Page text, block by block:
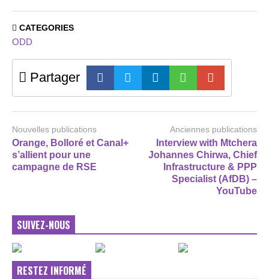
CATEGORIES
ODD
Partager
Nouvelles publications
Orange, Bolloré et Canal+
s’allient pour une
campagne de RSE
Anciennes publications
Interview with Mtchera
Johannes Chirwa, Chief
Infrastructure & PPP
Specialist (AfDB) –
YouTube
SUIVEZ-NOUS
RESTEZ INFORMÉ